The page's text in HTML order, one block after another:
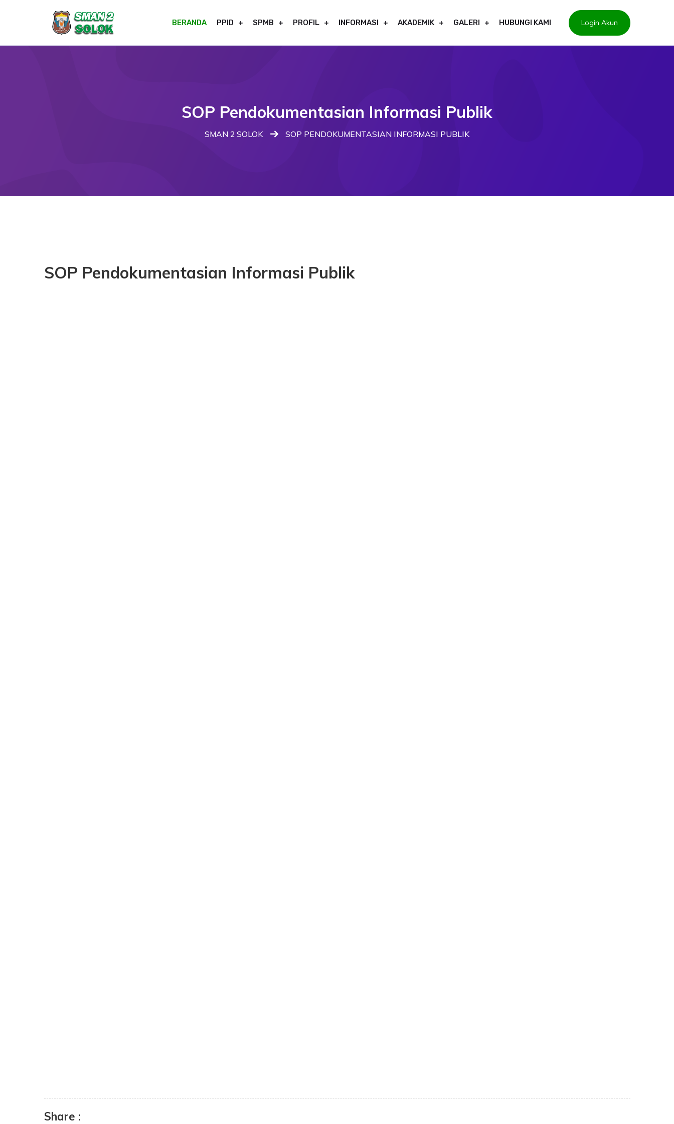
Login Akun
BERANDA PPID SPMB PROFIL INFORMASI AKADEMIK GALERI HUBUNGI KAMI
SOP Pendokumentasian Informasi Publik
SMAN 2 SOLOK SOP PENDOKUMENTASIAN INFORMASI PUBLIK
SOP Pendokumentasian Informasi Publik
Share :